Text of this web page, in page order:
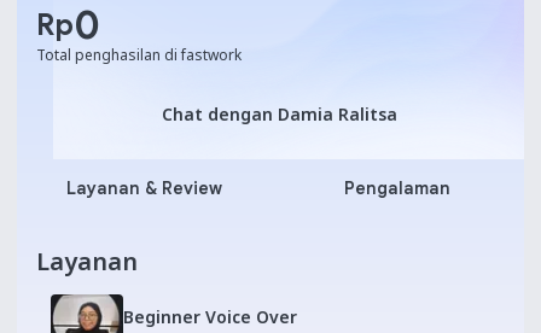
Rp0
Total penghasilan di fastwork
Chat dengan Damia
Chat dengan Damia Ralitsa
Layanan & Review Pengalaman
Layanan
Beginner Voice Over